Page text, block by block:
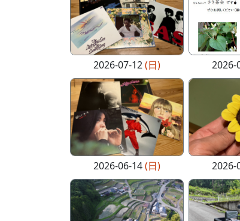
2026-07-12(日) 2026-
2026-06-14(日) 2026-